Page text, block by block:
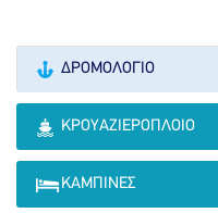
ΔΡΟΜΟΛΌΓΙΟ
ΚΡΟΥΑΖΙΕΡΌΠΛΟΙΟ
ΚΑΜΠΊΝΕΣ